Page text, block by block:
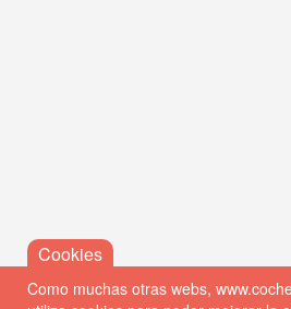
Como muchas otras webs,